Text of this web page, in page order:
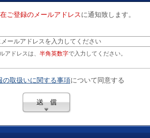
ご登録のメールアドレスに通知致します。
アドレスは、 半角英数字で入力してください。
の取扱いに関する事項について同意する